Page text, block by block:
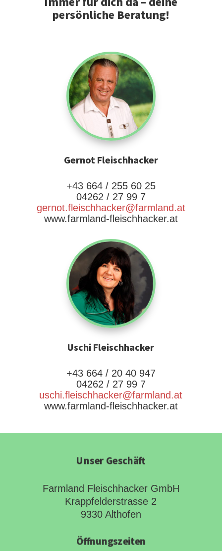
persönliche Beratung!
Gernot Fleischhacker
+43 664 / 255 60 25
04262 / 27 99 7
gernot.fleischhacker@farmland.at
www.farmland-fleischhacker.at
Uschi Fleischhacker
+43 664 / 20 40 947
04262 / 27 99 7
uschi.fleischhacker@farmland.at
www.farmland-fleischhacker.at
Unser Geschäft
Farmland Fleischhacker GmbH
Krappfelderstrasse 2
9330 Althofen
Öffnungszeiten